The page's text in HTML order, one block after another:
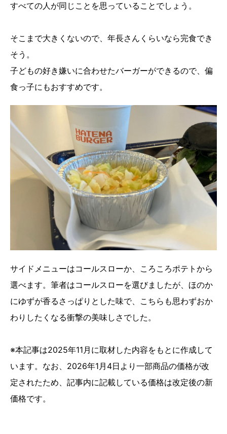
すべての人が同じことを思っていることでしょう。
そこまで大きくないので、年長さんくらいなら完食でき
そう。
子どもの好き嫌いに合わせたバーガーができるので、偏
食っ子にもおすすめです。
サイドメニューはコールスローか、ころころポテトから
選べます。筆者はコールスローを選びましたが、ほのか
にゆずが香るさっぱりとした味で、こちらも思わずおか
わりしたくなる衝撃の美味しさでした。
※本記事は2025年11月に取材した内容をもとに作成して
います。なお、2026年1月4日より一部商品の価格が改
定されたため、記事内に記載している価格は改定後の新
価格です。